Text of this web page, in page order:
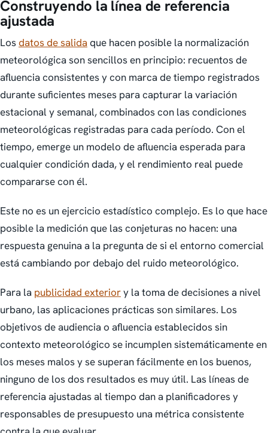
Construyendo la línea de referencia
ajustada
Losdatos de salidaque hacen posible la normalización
meteorológica son sencillos en principio: recuentos de
afluencia consistentes y con marca de tiempo registrados
durante suficientes meses para capturar la variación
estacional y semanal, combinados con las condiciones
meteorológicas registradas para cada período. Con el
tiempo, emerge un modelo de afluencia esperada para
cualquier condición dada, y el rendimiento real puede
compararse con él.
Este no es un ejercicio estadístico complejo. Es lo que hace
posible la medición que las conjeturas no hacen: una
respuesta genuina a la pregunta de si el entorno comercial
está cambiando por debajo del ruido meteorológico.
Para la publicidad exteriory la toma de decisiones a nivel
urbano, las aplicaciones prácticas son similares. Los
objetivos de audiencia o afluencia establecidos sin
contexto meteorológico se incumplen sistemáticamente en
los meses malos y se superan fácilmente en los buenos,
ninguno de los dos resultados es muy útil. Las líneas de
referencia ajustadas al tiempo dan a planificadores y
responsables de presupuesto una métrica consistente